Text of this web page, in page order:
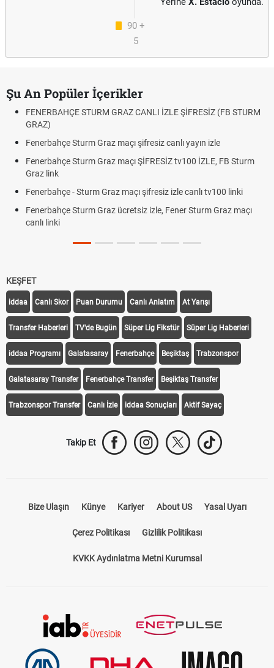
90 +
5
Şu An Popüler İçerikler
FENERBAHÇE STURM GRAZ CANLI İZLE ŞİFRESİZ (FB STURM
GRAZ)
Fenerbahçe Sturm Graz maçı şifresiz canlı yayın izle
Fenerbahçe Sturm Graz maçı ŞİFRESİZ tv100 İZLE, FB Sturm
Graz link
Fenerbahçe - Sturm Graz maçı şifresiz izle canlı tv100 linki
Fenerbahçe Sturm Graz ücretsiz izle, Fener Sturm Graz maçı
canlı linki
KEŞFET
iddaa Canlı Skor Puan Durumu Canlı Anlatım At Yarışı
Transfer Haberleri TV'de Bugün Süper Lig Fikstür Süper Lig Haberleri
iddaa Programı Galatasaray Fenerbahçe Beşiktaş Trabzonspor
Galatasaray Transfer Fenerbahçe Transfer Beşiktaş Transfer
Trabzonspor Transfer Canlı İzle iddaa Sonuçları Aktif Sayaç
Takip Et
Bize Ulaşın Künye Kariyer About US Yasal Uyarı
Çerez Politikası Gizlilik Politikası
KVKK Aydınlatma Metni Kurumsal